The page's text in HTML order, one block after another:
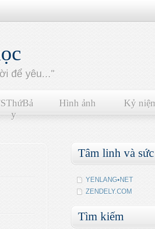
để yêu..."
y
Hình ảnh Kỷ
Tâm linh và
YENLANG•NET
ZENDELY.COM
Tìm kiếm